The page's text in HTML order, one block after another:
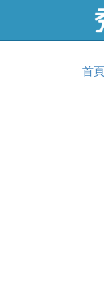
首頁